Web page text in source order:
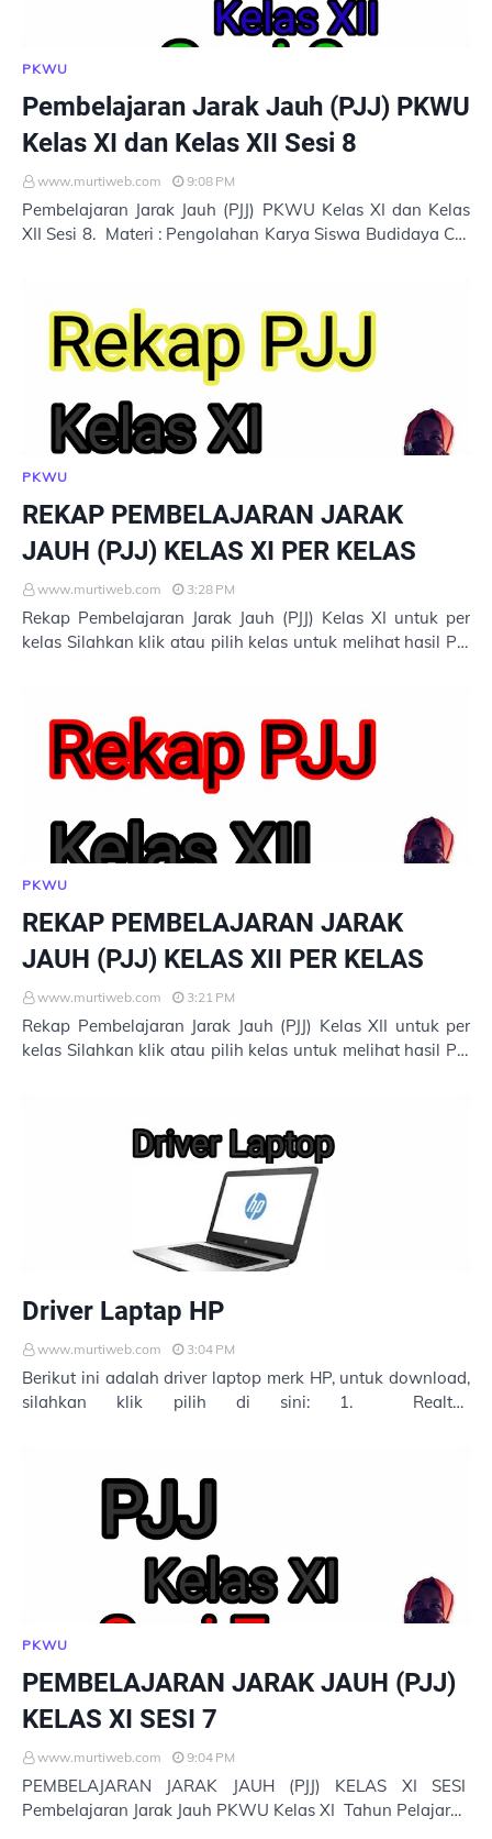
PKWU
Pembelajaran Jarak Jauh (PJJ) PKWU
Kelas XI dan Kelas XII Sesi 8
www.murtiweb.com 9:08 PM
Pembelajaran Jarak Jauh (PJJ) PKWU Kelas XI dan Kelas
XII Sesi 8. Materi : Pengolahan Karya Siswa Budidaya Cat
PKWU
REKAP PEMBELAJARAN JARAK
JAUH (PJJ) KELAS XI PER KELAS
www.murtiweb.com 3:28 PM
Rekap Pembelajaran Jarak Jauh (PJJ) Kelas XI untuk per
kelas Silahkan klik atau pilih kelas untuk melihat hasil PJJ.
PKWU
REKAP PEMBELAJARAN JARAK
JAUH (PJJ) KELAS XII PER KELAS
www.murtiweb.com 3:21 PM
Rekap Pembelajaran Jarak Jauh (PJJ) Kelas XII untuk per
kelas Silahkan klik atau pilih kelas untuk melihat hasil PJJ.
Driver Laptap HP
www.murtiweb.com 3:04 PM
Berikut ini adalah driver laptop merk HP, untuk download,
silahkan klik pilih di sini: 1. Realtek
PKWU
PEMBELAJARAN JARAK JAUH (PJJ)
KELAS XI SESI 7
www.murtiweb.com 9:04 PM
PEMBELAJARAN JARAK JAUH (PJJ) KELAS XI SESI
Pembelajaran Jarak Jauh PKWU Kelas XI Tahun Pelajaran